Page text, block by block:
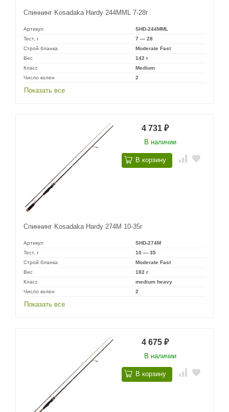
Спиннинг Kosadaka Hardy 244MML 7-28г
Артикул
SHD-244MML
Тест, г
7 — 28
Строй бланка
Moderate Fast
Вес
142 г
Класс
Medium
Число колен
2
Показать все
Спиннинг Kosadaka Hardy 274M 10-35г
Артикул
SHD-274M
Тест, г
10 — 35
Строй бланка
Moderate Fast
Вес
182 г
Класс
medium heavy
Число колен
2
Показать все
4 731 ₽
В наличии
В корзину
4 675 ₽
В наличии
В корзину